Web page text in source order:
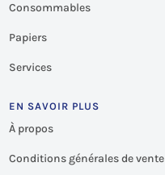
Consommables
Papiers
Services
EN SAVOIR PLUS
À propos
Conditions générales de vente